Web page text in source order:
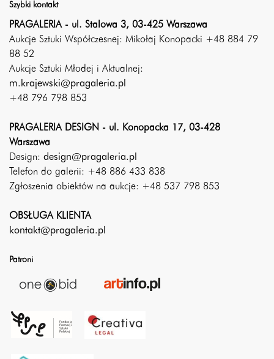
Szybki kontakt
PRAGALERIA - ul. Stalowa 3, 03-425 Warszawa
Aukcje Sztuki Współczesnej: Mikołaj Konopacki +48 884 79
88 52
Aukcje Sztuki Młodej i Aktualnej:
m.krajewski@pragaleria.pl
+48 796 798 853
PRAGALERIA DESIGN - ul. Konopacka 17, 03-428
Warszawa
Design: design@pragaleria.pl
Telefon do galerii: +48 886 433 838
Zgłoszenia obiektów na aukcje: +48 537 798 853
OBSŁUGA KLIENTA
kontakt@pragaleria.pl
Patroni